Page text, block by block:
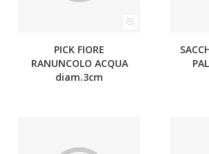
PICK FIORE
RANUNCOLO ACQUA
diam.3cm